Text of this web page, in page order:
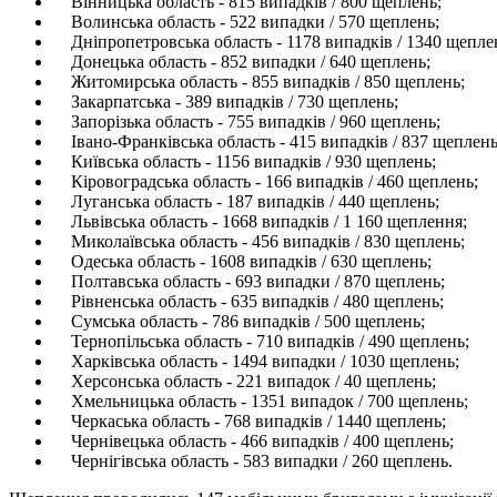
Волинська область - 522 випадки / 570 щеплень;
Дніпропетровська область - 1178 випадків / 1340
Донецька область - 852 випадки / 640 щеплень;
Житомирська область - 855 випадків / 850 щеплень;
Закарпатська - 389 випадків / 730 щеплень;
Запорізька область - 755 випадків / 960 щеплень;
Івано-Франківська область - 415 випадків / 837
Київська область - 1156 випадків / 930 щеплень;
Кіровоградська область - 166 випадків / 460 щеплень;
Луганська область - 187 випадків / 440 щеплень;
Львівська область - 1668 випадків / 1 160 щеплення;
Миколаївська область - 456 випадків / 830 щеплень;
Одеська область - 1608 випадків / 630 щеплень;
Полтавська область - 693 випадки / 870 щеплень;
Рівненська область - 635 випадків / 480 щеплень;
Сумська область - 786 випадків / 500 щеплень;
Тернопільська область - 710 випадків / 490 щеплень;
Харківська область - 1494 випадки / 1030 щеплень;
Херсонська область - 221 випадок / 40 щеплень;
Хмельницька область - 1351 випадок / 700 щеплень;
Черкаська область - 768 випадків / 1440 щеплень;
Чернівецька область - 466 випадків / 400 щеплень;
Чернігівська область - 583 випадки / 260 щеплень.